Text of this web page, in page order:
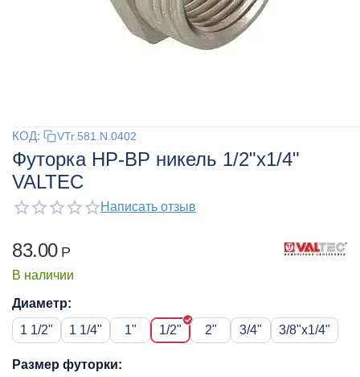
КОД: VTr.581.N.0402
Футорка НР-ВР никель 1/2"x1/4"
VALTEC
Написать отзыв
83.00 Р
В наличии
Диаметр:
1 1/2"
1 1/4" 1" 1/2" 2" 3/4" 3/8"x1/4"
Размер футорки: